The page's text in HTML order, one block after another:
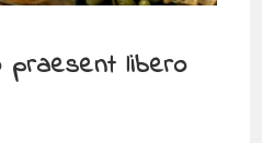
praesent libero